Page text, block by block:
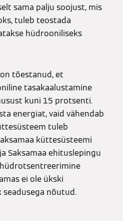
sama palju soojust, mis
tuleb teostada
hüdrooniliseks
tõestanud, et
tasakaalustamine
kuni 15 protsenti.
energiat, vaid vähendab
tuleb
küttesüsteemi
Saksamaa ehituslepingu
hüdrotsentreerimine
ei ole ükski
nõutud.